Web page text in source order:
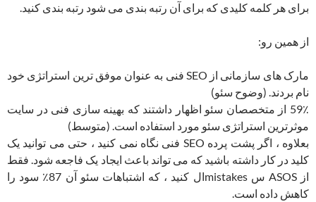
برای هر کلمه کلیدی که برای آن رتبه بندی می شود رتبه بندی کنید.
از همین رو:
مارک های سازمانی از SEO فنی به عنوان موفق ترین استراتژی خود
نام بردند. (وضوح سئو)
59٪ از متخصصان سئو اظهار داشتند که بهینه سازی فنی در سایت
موثرترین استراتژی سئو مورد استفاده است. (متوسط)
بعلاوه ، اگر پشت پرده SEO فنی نگاه نمی کنید ، حتی می توانید یک
کلید در کار داشته باشید که می تواند باعث ایجاد یک فاجعه شود. فقط
از ASOS س mistakesال کنید ، که اشتباهات سئو آن 87٪ سود را
کاهش داده است.